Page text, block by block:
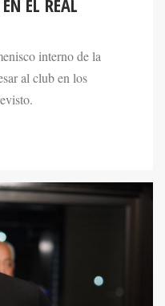
EL REAL
interno de la
al club en los